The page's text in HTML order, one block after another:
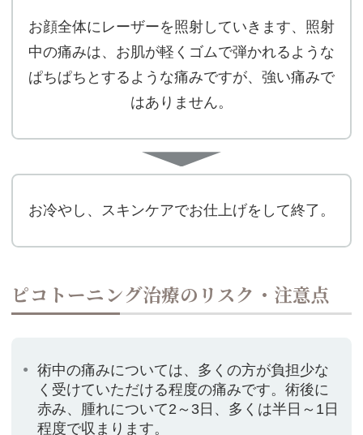
お顔全体にレーザーを照射していきます、照射
中の痛みは、お肌が軽くゴムで弾かれるような
ぱちぱちとするような痛みですが、強い痛みで
はありません。
お冷やし、スキンケアでお仕上げをして終了。
ピコトーニング治療のリスク・注意点
術中の痛みについては、多くの方が負担少な
く受けていただける程度の痛みです。術後に
赤み、腫れについて2～3日、多くは半日～1日
程度で収まります。